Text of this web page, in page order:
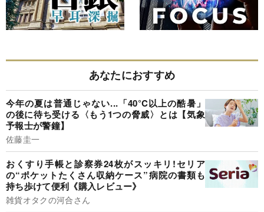
あなたにおすすめ
今年の夏は普通じゃない...「40°C以上の酷暑」
の後に待ち受ける〈もう1つの脅威〉とは【気象
予報士が警鐘】
佐藤圭一
おくすり手帳と診察券24枚がスッキリ!セリア
の“ポケットたくさん収納ケース”病院の書類も
持ち歩けて便利《購入レビュー》
雑貨オタクの河合さん